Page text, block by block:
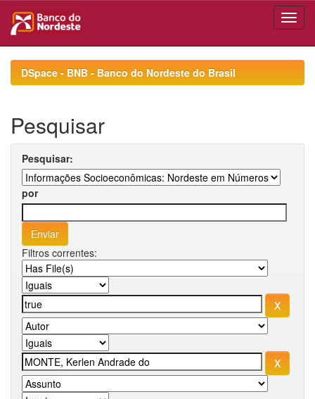
navigationDSpace - BNB - Banco do Nordeste do Brasil
Pesquisar
Pesquisar:
por
Filtros correntes: